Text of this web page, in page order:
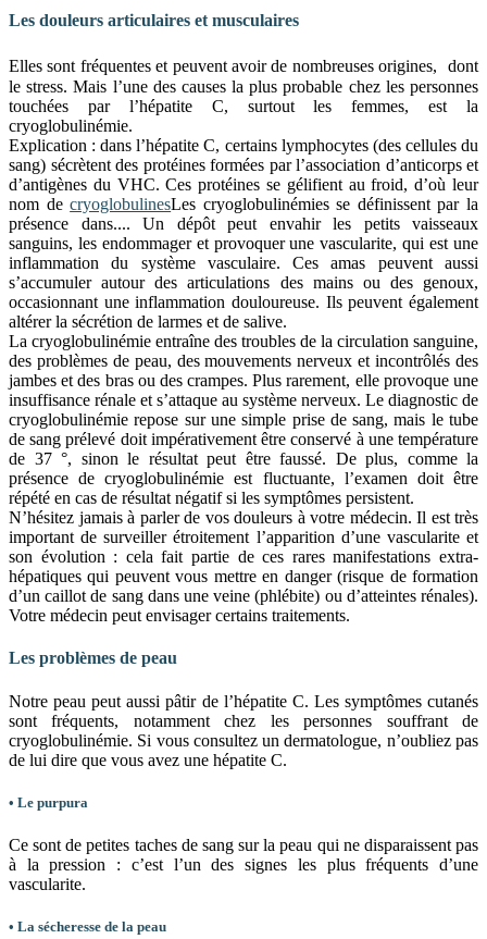
Les douleurs articulaires et musculaires
Elles sont fréquentes et peuvent avoir de nombreuses origines, dont
le stress. Mais l’une des causes la plus probable chez les personnes
touchées par l’hépatite C, surtout les femmes, est la
cryoglobulinémie.
Explication : dans l’hépatite C, certains lymphocytes (des cellules du
sang) sécrètent des protéines formées par l’association d’anticorps et
d’antigènes du VHC. Ces protéines se gélifient au froid, d’où leur
nom decryoglobulinesLes cryoglobulinémies se définissent par la
présence dans.... Un dépôt peut envahir les petits vaisseaux
sanguins, les endommager et provoquer une vascularite, qui est une
inflammation du système vasculaire. Ces amas peuvent aussi
s’accumuler autour des articulations des mains ou des genoux,
occasionnant une inflammation douloureuse. Ils peuvent également
altérer la sécrétion de larmes et de salive.
La cryoglobulinémie entraîne des troubles de la circulation sanguine,
des problèmes de peau, des mouvements nerveux et incontrôlés des
jambes et des bras ou des crampes. Plus rarement, elle provoque une
insuffisance rénale et s’attaque au système nerveux. Le diagnostic de
cryoglobulinémie repose sur une simple prise de sang, mais le tube
de sang prélevé doit impérativement être conservé à une température
de 37 °, sinon le résultat peut être faussé. De plus, comme la
présence de cryoglobulinémie est fluctuante, l’examen doit être
répété en cas de résultat négatif si les symptômes persistent.
N’hésitez jamais à parler de vos douleurs à votre médecin. Il est très
important de surveiller étroitement l’apparition d’une vascularite et
son évolution : cela fait partie de ces rares manifestations extra-
hépatiques qui peuvent vous mettre en danger (risque de formation
d’un caillot de sang dans une veine (phlébite) ou d’atteintes rénales).
Votre médecin peut envisager certains traitements.
Les problèmes de peau
Notre peau peut aussi pâtir de l’hépatite C. Les symptômes cutanés
sont fréquents, notamment chez les personnes souffrant de
cryoglobulinémie. Si vous consultez un dermatologue, n’oubliez pas
de lui dire que vous avez une hépatite C.
• Le purpura
Ce sont de petites taches de sang sur la peau qui ne disparaissent pas
à la pression : c’est l’un des signes les plus fréquents d’une
vascularite.
• La sécheresse de la peau